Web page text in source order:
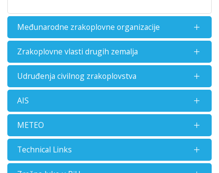
Меđunarodne zrakoplovne organizacije
Zrakoplovne vlasti drugih zemalja
Udruđenja civilnog zrakoplovstva
AIS
METEO
Technical Links